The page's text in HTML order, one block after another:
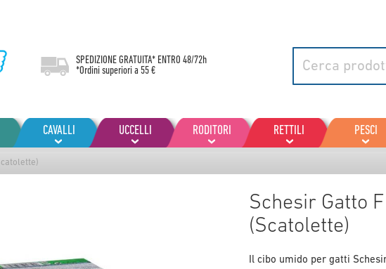
SPEDIZIONE GRATUITA* ENTRO 48/72h
*Ordini superiori a 55 €
CAVALLI UCCELLI RODITORI RETTILI PESCI
Schesir Gatto
(Scatolette)
Il cibo umido per gatti